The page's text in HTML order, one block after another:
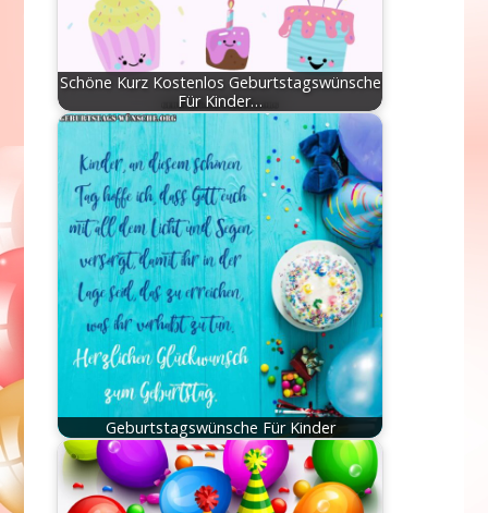
Schöne Kurz Kostenlos Geburtstagswünsche
Für Kinder…
Geburtstagswünsche Für Kinder